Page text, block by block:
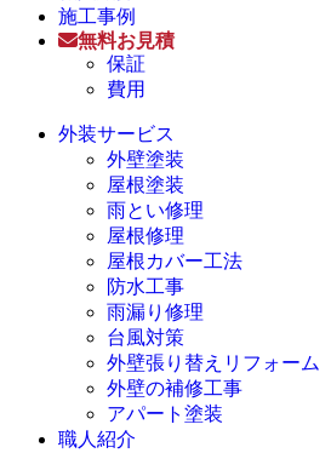
施工事例
無料お見積
保証
費用
外装サービス
外壁塗装
屋根塗装
雨とい修理
屋根修理
屋根カバー工法
防水工事
雨漏り修理
台風対策
外壁張り替えリフォーム
外壁の補修工事
アパート塗装
職人紹介